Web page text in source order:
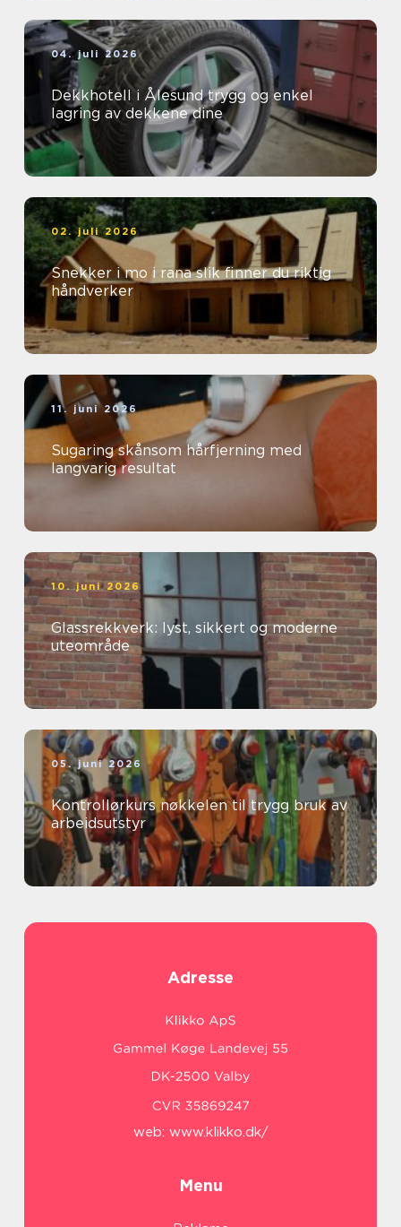
04. juli 2026
Dekkhotell i Ålesund trygg og enkel
lagring av dekkene dine
02. juli 2026
Snekker i mo i rana slik finner du riktig
håndverker
11. juni 2026
Sugaring skånsom hårfjerning med
langvarig resultat
10. juni 2026
Glassrekkverk: lyst, sikkert og moderne
uteområde
05. juni 2026
Kontrollørkurs nøkkelen til trygg bruk av
arbeidsutstyr
Adresse
web: www.klikko.dk/
Menu